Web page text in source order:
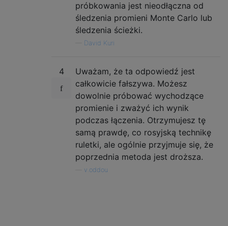
próbkowania jest nieodłączna od
śledzenia promieni Monte Carlo lub
śledzenia ścieżki.
David Kuri
4
Uważam, że ta odpowiedź jest
całkowicie fałszywa. Możesz
dowolnie próbować wychodzące
promienie i zważyć ich wynik
podczas łączenia. Otrzymujesz tę
samą prawdę, co rosyjską technikę
ruletki, ale ogólnie przyjmuje się, że
poprzednia metoda jest droższa.
v.oddou